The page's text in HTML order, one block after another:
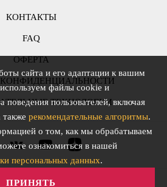
КОНТАКТЫ
FAQ
ОФЕРТА
ТЕХНОЛОГИИ
сайта и его адаптации к вашим
файлы cookie и
поведения пользователей, включая
также рекомендательные алгоритмы.
о том, как мы обрабатываем
ознакомиться в нашей
персональных данных.
ПРИНЯТЬ